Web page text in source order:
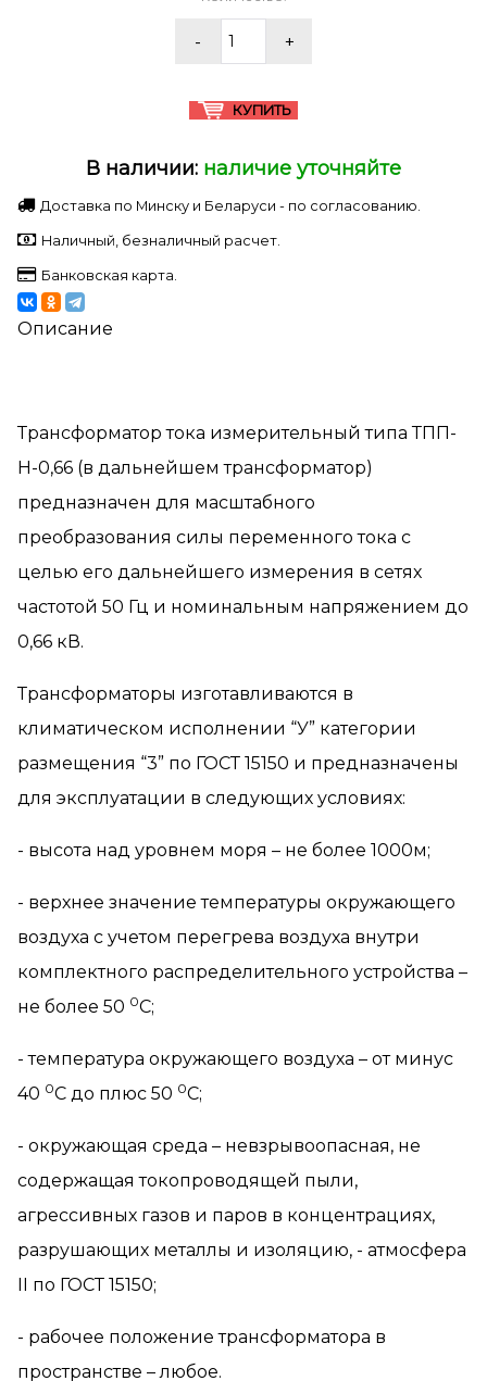
В наличии: наличие уточняйте
Доставка по Минску и Беларуси - по согласованию.
Наличный, безналичный расчет.
Банковская карта.
Описание
Трансформатор тока измерительный типа ТПП-
Н-0,66 (в дальнейшем трансформатор)
предназначен для масштабного
преобразования силы переменного тока с
целью его дальнейшего измерения в сетях
частотой 50 Гц и номинальным напряжением до
0,66 кВ.
Трансформаторы изготавливаются в
климатическом исполнении “У” категории
размещения “3” по ГОСТ 15150 и предназначены
для эксплуатации в следующих условиях:
- высота над уровнем моря – не более 1000м;
- верхнее значение температуры окружающего
воздуха с учетом перегрева воздуха внутри
комплектного распределительного устройства –
не более 50 0С;
- температура окружающего воздуха – от минус
40 0С до плюс 50 0С;
- окружающая среда – невзрывоопасная, не
содержащая токопроводящей пыли,
агрессивных газов и паров в концентрациях,
разрушающих металлы и изоляцию, - атмосфера
II по ГОСТ 15150;
- рабочее положение трансформатора в
пространстве – любое.